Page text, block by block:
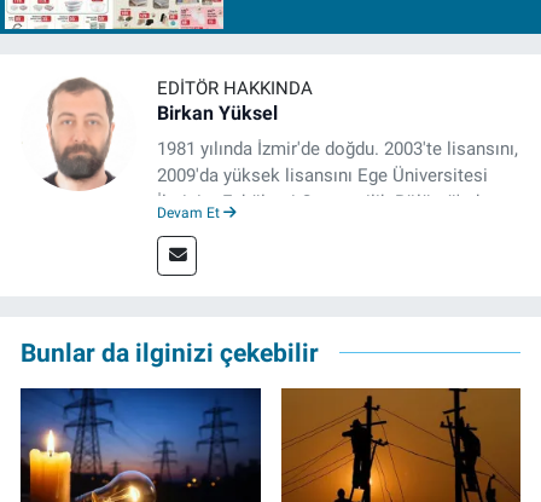
EDITÖR HAKKINDA
Birkan Yüksel
1981 yılında İzmir'de doğdu. 2003'te lisansını,
2009'da yüksek lisansını Ege Üniversitesi
İletişim Fakültesi Gazetecilik Bölümü'nde
tezinden hareketle yazdığı "İdeoloji ve
Gündelik Hayatta Milliyetçilik" adlı kitabı,
ve editör olarak görev yapmaktadır.
Devam Et
Bunlar da ilginizi çekebilir